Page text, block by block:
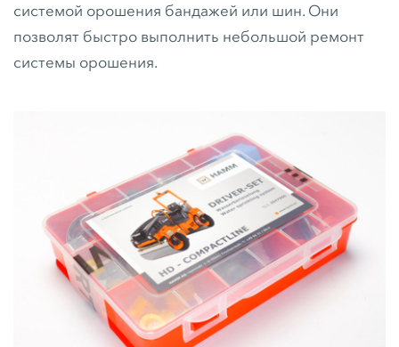
системой орошения бандажей или шин. Они
позволят быстро выполнить небольшой ремонт
системы орошения.